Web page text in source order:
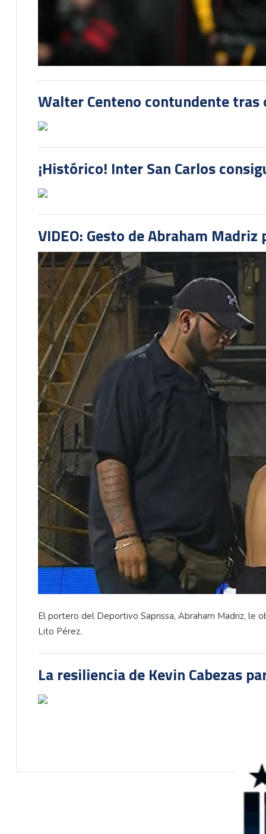
Walter Centeno contundente tras
¡Histórico! Inter San Carlos
VIDEO: Gesto de Abraham
El portero del Deportivo Saprissa, Abraham Madriz, le
Lito Pérez.
La resiliencia de Kevin Cabezas